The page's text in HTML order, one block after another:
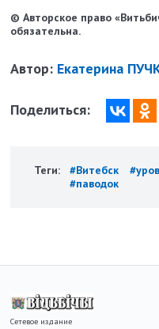
© Авторское право
обязательна.
Автор: Екатерина
Поделиться:
Теги: #Витебск
#паводок
Сетевое издание